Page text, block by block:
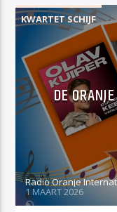
KWARTET SCHIJF
DE
Radio Oranje
1 MAART 2026